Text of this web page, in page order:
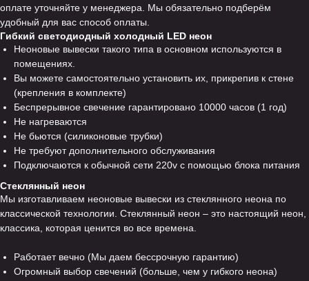
оплате уточняйте у менеджера. Мы обязательно подберём
удобный для вас способ оплаты.
Гибкий светодиодный холодный LED неон
Неоновые вывески такого типа в основном используются в
помещениях.
Вы можете самостоятельно установить их, прикрепив к стене
(крепления в комплекте)
Беспрерывное свечение гарантировано 10000 часов (1 год)
Не нагреваются
Не бьются (силиконовые трубки)
Не требуют дополнительного обслуживания
Подключаются к обычной сети 220v с помощью блока питания
Стеклянный неон
Мы изготавливаем неоновые вывески из стеклянного неона по
классической технологии. Стеклянный неон – это настоящий неон,
классика, которая ценится во все времена.
Работает вечно (Мы даем бессрочную гарантию)
Огромный выбор свечений (больше, чем у гибкого неона)